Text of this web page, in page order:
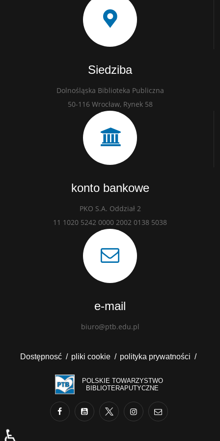
Siedziba
Dolnośląska Biblioteka Publiczna
50-116 Wrocław, Rynek 58
konto bankowe
PKO S.A. Oddział 2
11 1020 5242 0000 2002 0138 5038
e-mail
biuro@ptb.edu.pl
Dostępnosć pliki cookie polityka prywatności
POLSKIE TOWARZYSTWO
BIBLIOTERAPUTYCZNE